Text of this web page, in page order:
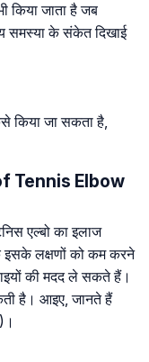
किया जाता है जब
समस्या के संकेत दिखाई
किया जा सकता है,
Tennis Elbow
एल्बो का इलाज
लक्षणों को कम करने
की मदद ले सकते हैं।
है। आइए, जानते हैं
)।